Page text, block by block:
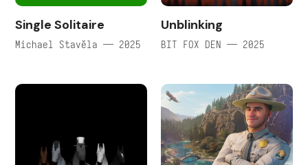
Single Solitaire
Michael Stavěla — 2025
Unblinking
BIT FOX DEN — 2025